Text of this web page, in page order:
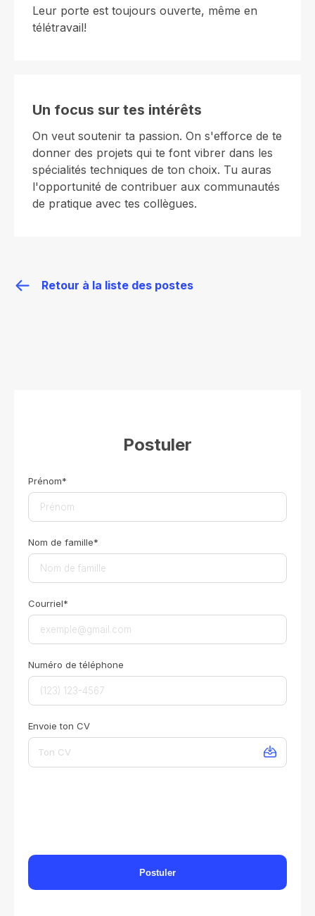
Leur porte est toujours ouverte, même en
télétravail!
Un focus sur tes intérêts
On veut soutenir ta passion. On s'efforce de te
donner des projets qui te font vibrer dans les
spécialités techniques de ton choix. Tu auras
l'opportunité de contribuer aux communautés
de pratique avec tes collègues.
Retour à la liste des postes
Postuler
Prénom*
Nom de famille*
Courriel*
Numéro de téléphone
Envoie ton CV
Ton CV
Postuler